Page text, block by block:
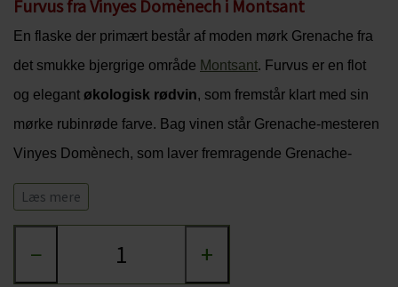
Furvus fra Vinyes Domènech i Montsant
En flaske der primært består af moden mørk Grenache fra
det smukke bjergrige område Montsant. Furvus er en flot
og elegant økologisk rødvin, som fremstår klart med sin
mørke rubinrøde farve. Bag vinen står Grenache-mesteren
Vinyes Domènech, som laver fremragende Grenache-
baserede vine. Vingården ligger utrolig naturskønt midt i et
naturreservat omgivet af skov, bjerge, vinmarker og
Læs mere
− +